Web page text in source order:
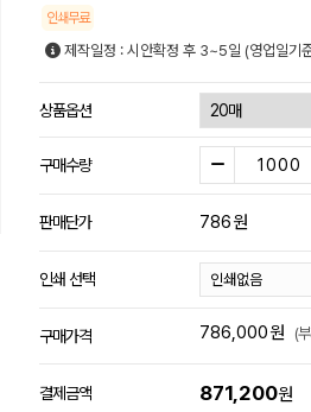
인쇄무료
제작일정 : 시안확정 후 3~5일 (영업일기
상품옵션
구매수량
판매단가 786원
인쇄 선택
구매가격 786,000원 (
결제금액 871,200원